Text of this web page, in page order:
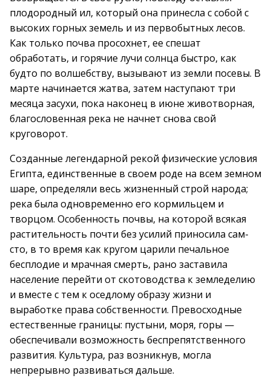
плодородный ил, который она принесла с собой с
высоких горных земель и из первобытных лесов.
Как только почва просохнет, ее спешат
обработать, и горячие лучи солнца быстро, как
будто по волшебству, вызывают из земли посевы. В
марте начинается жатва, затем наступают три
месяца засухи, пока наконец в июне животворная,
благословенная река не начнет снова свой
круговорот.
Созданные легендарной рекой физические условия
Египта, единственные в своем роде на всем земном
шаре, определяли весь жизненный строй народа;
река была одновременно его кормильцем и
творцом. Особенность почвы, на которой всякая
растительность почти без усилий приносила сам-
сто, в то время как кругом царили печальное
бесплодие и мрачная смерть, рано заставила
население перейти от скотоводства к земледелию
и вместе с тем к оседлому образу жизни и
выработке права собственности. Превосходные
естественные границы: пустыни, моря, горы —
обеспечивали возможность беспрепятственного
развития. Культура, раз возникнув, могла
непрерывно развиваться дальше.